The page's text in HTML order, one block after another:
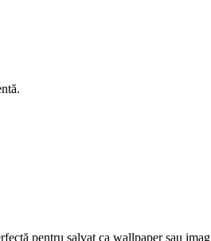
pentru salvat ca wallpaper sau